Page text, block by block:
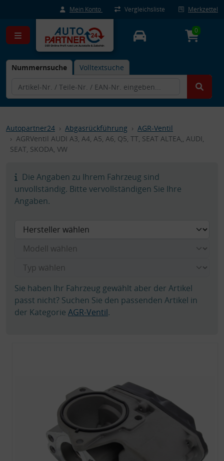
Mein Konto Vergleichsliste Merkzettel
Nummernsuche Volltextsuche
0
Autopartner24 Abgasrückführung
AGR-Ventil
AGRVentil AUDI A3, A4, A5, A6, Q5, TT, SEAT ALTEA,, AUDI,
SEAT, SKODA, VW
Die Angaben zu Ihrem Fahrzeug sind
unvollständig. Bitte vervollständigen Sie Ihre
Angaben.
Sie haben Ihr Fahrzeug gewählt aber der Artikel
passt nicht? Suchen Sie den passenden Artikel in
der Kategorie AGR-Ventil.